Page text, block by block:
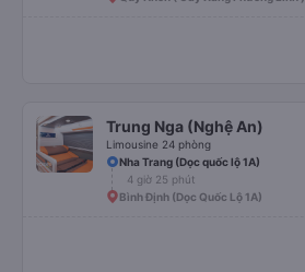
Trung Nga (Nghệ An)
Limousine 24 phòng
Nha Trang (Dọc quốc lộ 1A)
4 giờ 25 phút
Bình Định (Dọc Quốc Lộ 1A)